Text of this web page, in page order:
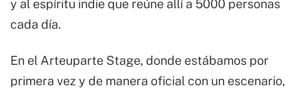
y al espíritu indie que reúne allí a 5000 personas
cada día.
En el Arteuparte Stage, donde estábamos por
primera vez y de manera oficial con un escenario,